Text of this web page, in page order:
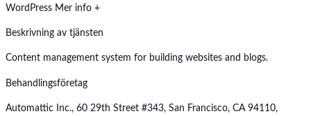
WordPress Mer info +
Beskrivning av tjänsten
Content management system for building websites and blogs.
Behandlingsföretag
Automattic Inc., 60 29th Street #343, San Francisco, CA 94110,